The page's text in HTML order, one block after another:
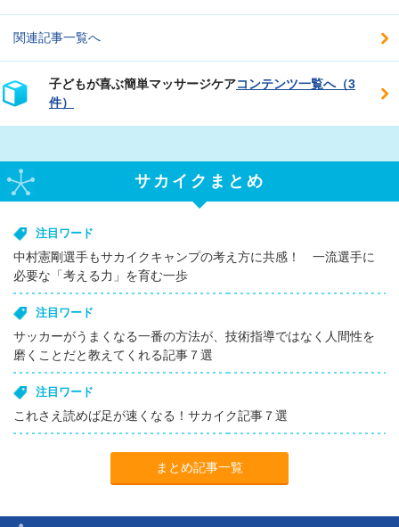
関連記事一覧へ
子どもが喜ぶ簡単マッサージケアコンテンツ一覧へ（3
件）
サカイクまとめ
注目ワード
中村憲剛選手もサカイクキャンプの考え方に共感！ 一流選手に
必要な「考える力」を育む一歩
注目ワード
サッカーがうまくなる一番の方法が、技術指導ではなく人間性を
磨くことだと教えてくれる記事７選
注目ワード
これさえ読めば足が速くなる！サカイク記事７選
まとめ記事一覧